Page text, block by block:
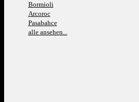
Bormioli
Arcoroc
Pasabahce
alle ansehen...